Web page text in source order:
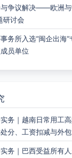
与争议解决——欧洲
研讨会
务所入选“闽企出海”
员单位
务｜越南日常用工
分、工资扣减与外
务｜巴西受益所有